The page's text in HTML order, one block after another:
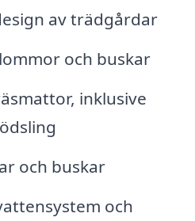
av trädgårdar
och buskar
inklusive
och buskar
och